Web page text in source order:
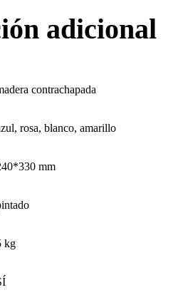
adicional
contrachapada
rosa, blanco, amarillo
mm
kg